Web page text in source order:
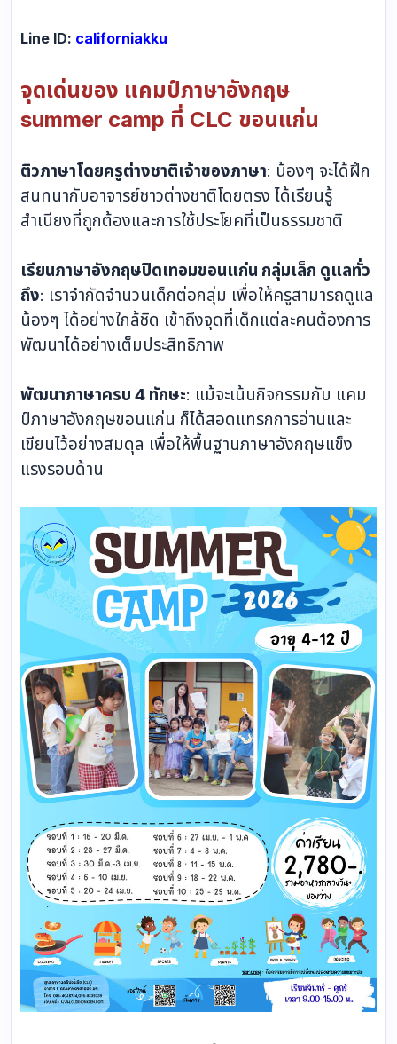
Line ID: californiakku
จุดเด่นของ แคมป์ภาษาอังกฤษ
summer camp ที่ CLC ขอนแก่น
ติวภาษาโดยครูต่างชาติเจ้าของภาษา: น้องๆ จะได้ฝึก
สนทนากับอาจารย์ชาวต่างชาติโดยตรง ได้เรียนรู้
สำเนียงที่ถูกต้องและการใช้ประโยคที่เป็นธรรมชาติ
เรียนภาษาอังกฤษปิดเทอมขอนแก่น กลุ่มเล็ก ดูแลทั่ว
ถึง: เราจำกัดจำนวนเด็กต่อกลุ่ม เพื่อให้ครูสามารถดูแล
น้องๆ ได้อย่างใกล้ชิด เข้าถึงจุดที่เด็กแต่ละคนต้องการ
พัฒนาได้อย่างเต็มประสิทธิภาพ
พัฒนาภาษาครบ 4 ทักษะ: แม้จะเน้นกิจกรรมกับ แคม
ป์ภาษาอังกฤษขอนแก่น ก็ได้สอดแทรกการอ่านและ
เขียนไว้อย่างสมดุล เพื่อให้พื้นฐานภาษาอังกฤษแข็ง
แรงรอบด้าน